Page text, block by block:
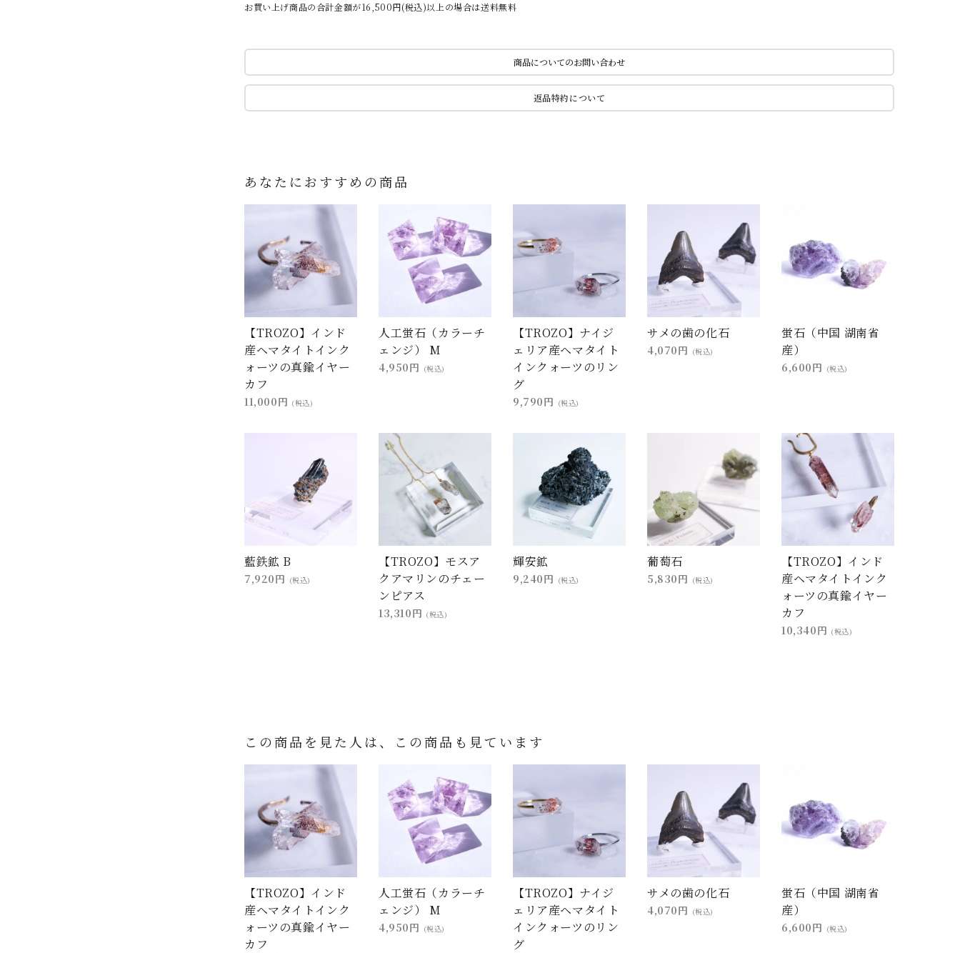
お買い上げ商品の合計金額が16,500円(税込)以上の場合は送料無料
商品についてのお問い合わせ
返品特約について
あなたにおすすめの商品
【TROZO】インド
産ヘマタイトインク
ォーツの真鍮イヤー
カフ
11,000円 (税込)
人工蛍石（カラーチ
ェンジ） M
4,950円 (税込)
【TROZO】ナイジ
ェリア産ヘマタイト
インクォーツのリン
グ
9,790円 (税込)
サメの歯の化石
4,070円 (税込)
蛍石（中国 湖南省
産）
6,600円 (税込)
藍鉄鉱 B
7,920円 (税込)
【TROZO】モスア
クアマリンのチェー
ンピアス
13,310円 (税込)
輝安鉱
9,240円 (税込)
葡萄石
5,830円 (税込)
【TROZO】インド
産ヘマタイトインク
ォーツの真鍮イヤー
カフ
10,340円 (税込)
この商品を見た人は、この商品も見ています
【TROZO】インド
産ヘマタイトインク
ォーツの真鍮イヤー
カフ
人工蛍石（カラーチ
ェンジ） M
4,950円 (税込)
【TROZO】ナイジ
ェリア産ヘマタイト
インクォーツのリン
グ
サメの歯の化石
4,070円 (税込)
蛍石（中国 湖南省
産）
6,600円 (税込)